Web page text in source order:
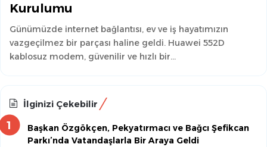
Kurulumu
Günümüzde internet bağlantısı, ev ve iş hayatımızın
vazgeçilmez bir parçası haline geldi. Huawei 552D
kablosuz modem, güvenilir ve hızlı bir…
İlginizi Çekebilir
Başkan Özgökçen, Pekyatırmacı ve Bağcı Şefikcan
Parkı’nda Vatandaşlarla Bir Araya Geldi